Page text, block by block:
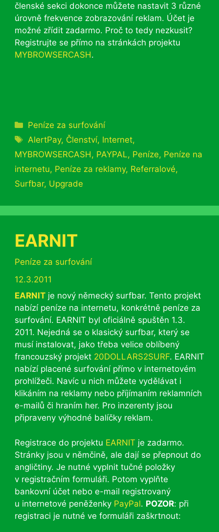
členské sekci dokonce můžete nastavit 3 různé
úrovně frekvence zobrazování reklam. Účet je
možné zřídit zadarmo. Proč to tedy nezkusit?
Registrujte se přímo na stránkách projektu
MYBROWSERCASH.
Rubriky
Peníze za surfování
Štítky
AlertPay, Členství, Internet,
MYBROWSERCASH, PAYPAL, Peníze, Peníze na
internetu, Peníze za reklamy, Referralové,
Surfbar, Upgrade
EARNIT
Rubriky
Peníze za surfování
12.3.2011
EARNIT je nový německý surfbar. Tento projekt
nabízí peníze na internetu, konkrétně peníze za
surfování. EARNIT byl oficiálně spuštěn 1.3.
2011. Nejedná se o klasický surfbar, který se
musí instalovat, jako třeba velice oblíbený
francouzský projekt 20DOLLARS2SURF. EARNIT
nabízí placené surfování přímo v internetovém
prohlížeči. Navíc u nich můžete vydělávat i
klikáním na reklamy nebo příjímaním reklamních
e-mailů či hraním her. Pro inzerenty jsou
připraveny výhodné balíčky reklam.
Registrace do projektu EARNIT je zadarmo.
Stránky jsou v němčině, ale dají se přepnout do
angličtiny. Je nutné vyplnit tučné položky
v registračním formuláři. Potom vyplňte
bankovní účet nebo e-mail registrovaný
u internetové peněženky PayPal. POZOR: při
registraci je nutné ve formuláři zaškrtnout: